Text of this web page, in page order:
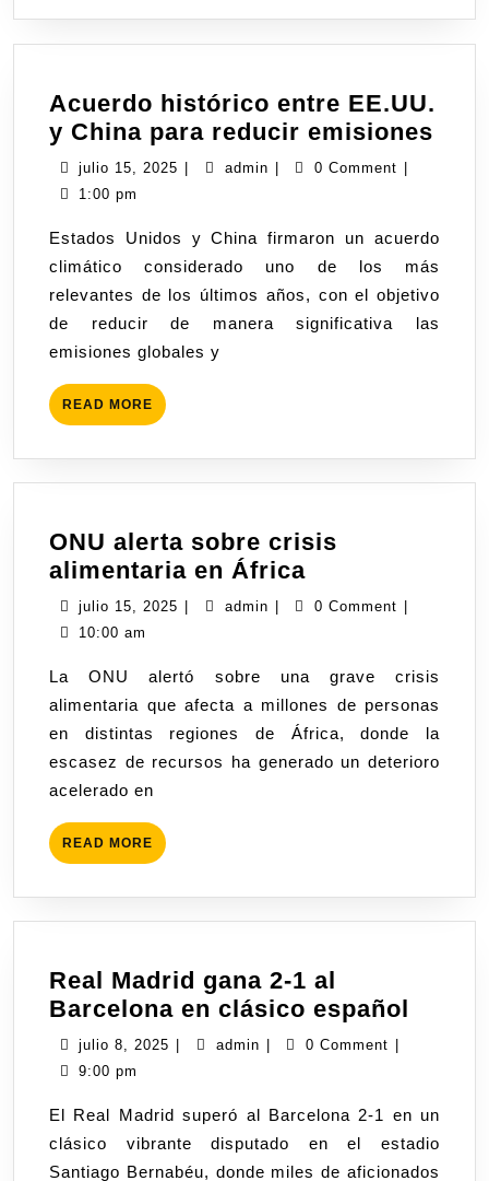
Acuerdo histórico entre EE.UU.
y China para reducir emisiones
julio 15, 2025 | admin | 0 Comment |
1:00 pm
Estados Unidos y China firmaron un acuerdo
climático considerado uno de los más
relevantes de los últimos años, con el objetivo
de reducir de manera significativa las
emisiones globales y
READ MORE
ONU alerta sobre crisis
alimentaria en África
julio 15, 2025 admin 0 Comment
10:00 am
La ONU alertó sobre una grave crisis
alimentaria que afecta a millones de personas
en distintas regiones de África, donde la
escasez de recursos ha generado un deterioro
acelerado en
READ MORE
Real Madrid gana 2-1 al
Barcelona en clásico español
julio 8, 2025 admin 0 Comment
9:00 pm
El Real Madrid superó al Barcelona 2-1 en un
clásico vibrante disputado en el estadio
Santiago Bernabéu, donde miles de aficionados